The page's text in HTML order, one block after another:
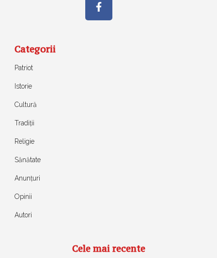
Categorii
Patriot
Istorie
Cultură
Tradiții
Religie
Sănătate
Anunțuri
Opinii
Autori
Cele mai recente